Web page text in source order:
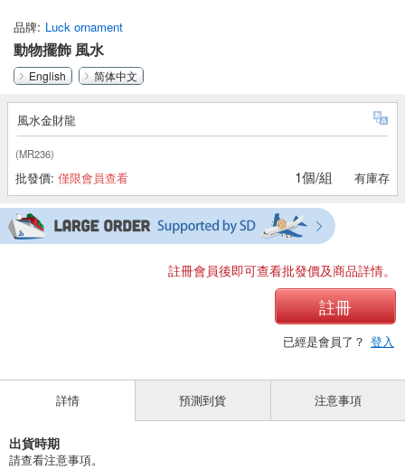
品牌 Luck ornament
動物擺飾 風水
English 简体中文
風水金財龍
(MR236)
批發價: 僅限會員查看 1個/組 有庫存
註冊會員後即可查看批發價及商品詳情。
註冊
已經是會員了？ 登入
詳情
出貨時期
請查看注意事項。
預測到貨 注意事項